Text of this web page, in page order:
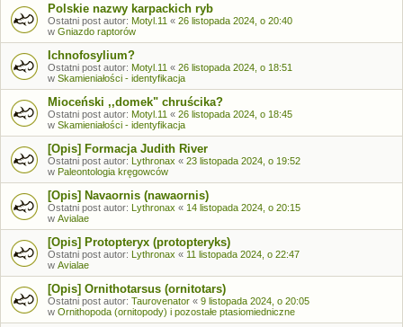
Polskie nazwy karpackich ryb
Ostatni post autor: Motyl.11 « 26 listopada 2024, o 20:40
w Gniazdo raptorów
Ichnofosylium?
Ostatni post autor: Motyl.11 « 26 listopada 2024, o 18:51
w Skamieniałości - identyfikacja
Mioceński ,,domek" chruścika?
Ostatni post autor: Motyl.11 « 26 listopada 2024, o 18:45
w Skamieniałości - identyfikacja
[Opis] Formacja Judith River
Ostatni post autor: Lythronax « 23 listopada 2024, o 19:52
w Paleontologia kręgowców
[Opis] Navaornis (nawaornis)
Ostatni post autor: Lythronax « 14 listopada 2024, o 20:15
w Avialae
[Opis] Protopteryx (protopteryks)
Ostatni post autor: Lythronax « 11 listopada 2024, o 22:47
w Avialae
[Opis] Ornithotarsus (ornitotars)
Ostatni post autor: Taurovenator « 9 listopada 2024, o 20:05
w Ornithopoda (ornitopody) i pozostałe ptasiomiedniczne